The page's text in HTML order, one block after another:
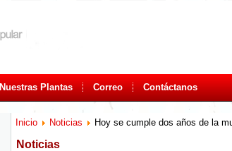
Nuestras Plantas Correo Contáctanos
Inicio Noticias Hoy se cumple dos años de la
Noticias